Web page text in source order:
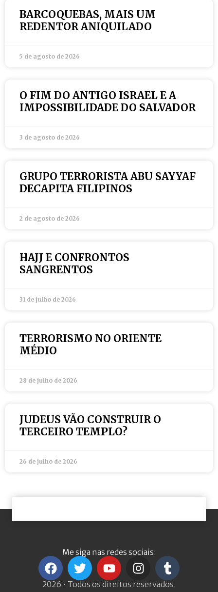
BARCOQUEBAS, MAIS UM
REDENTOR ANIQUILADO
5 de agosto de 2026
O FIM DO ANTIGO ISRAEL E A
IMPOSSIBILIDADE DO SALVADOR
3 de agosto de 2026
GRUPO TERRORISTA ABU SAYYAF
DECAPITA FILIPINOS
2 de agosto de 2026
HAJJ E CONFRONTOS
SANGRENTOS
31 de julho de 2026
TERRORISMO NO ORIENTE
MÉDIO
28 de julho de 2026
JUDEUS VÃO CONSTRUIR O
TERCEIRO TEMPLO?
26 de julho de 2026
Me siga nas redes sociais:
2026 • Todos os direitos reservados.